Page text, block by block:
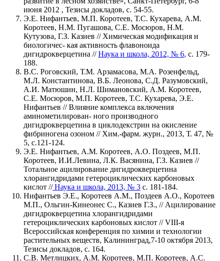
июня 2012 , Тезисы докладов, с. 54-55.
Э.Е. Нифантьев, М.П. Коротеев, Т.С. Кухарева, А.М.
Коротеев, Н.М. Пугашова, С.Е. Мосюров, Н.М.
Кутузова, Г.З. Казиев // Химическая модификация и
биологичес- кая активность флавоноида
дигидрокверцетина //Наука и школа, 2012, № 6, с. 179-
188.
В.С. Роговский, Т.М. Арзамасова, М.А. Розенфельд,
М.Л. Константинова, В.Б. Леонова, С.Д. Разумовский,
А.И. Матюшин, Н.Л. Шимановский, А.М. Коротеев,
С.Е. Мосюров, М.П. Коротеев, Т.С. Кухарева, Э.Е.
Нифантьев // Влияние комплекса включения
аминометилирован- ного производного
дигидрокверцетина в циклодекстрин на окисление
фибриногена озоном // Хим.-фарм. журн., 2013, Т. 47, №
5, с.121-124.
Э.Е. Нифантьев, А.М. Коротеев, А.О. Поздеев, М.П.
Коротеев, И.И.Левина, Л.К. Васянина, Г.З. Казиев //
Тотальное ацилирование дигидрокверцетина
хлорангидридами гетероциклических карбоновых
кислот //Наука и школа, 2013, № 3 с. 181-184.
Нифантьев Э.Е., Коротеев А.М., Поздеев А.О., Коротеев
М.П., Ольгин-Кинеонес С., Казиев Г.З., // Ацилирование
дигидрокверцетина хлорангидридами
гетероциклических карбоновых кислот // VIII-я
Всероссийская конференция по химии и технологии
растительных веществ, Калининград,7-10 октября 2013,
Тезисы докладов, с. 164.
С.В. Метлицких, А.М. Коротеев, М.П. Коротеев, А.С.